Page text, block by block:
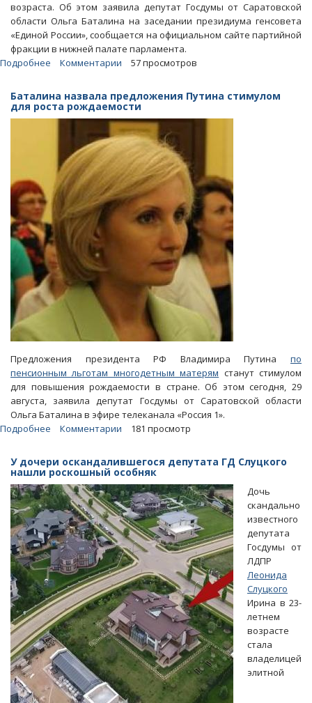
возраста. Об этом заявила депутат Госдумы от Саратовской
области Ольга Баталина на заседании президиума генсовета
«Единой России», сообщается на официальном сайте партийной
фракции в нижней палате парламента.
Подробнее
президента
нужно
реализовать
только
по
букве,
но
по
духу»
Комментарии 57 просмотров
Баталина назвала предложения Путина стимулом
для роста рождаемости
Предложения президента РФ Владимира Путина по
пенсионным льготам многодетным матерям станут стимулом
для повышения рождаемости в стране. Об этом сегодня, 29
августа, заявила депутат Госдумы от Саратовской области
Ольга Баталина в эфире телеканала «Россия 1».
Подробнее
предложения
Путина
стимулом
для
роста
рождаемости
Комментарии 181 просмотр
У дочери оскандалившегося депутата ГД Слуцкого
нашли роскошный особняк
Дочь
скандально
известного
депутата
Госдумы от
ЛДПР
Леонида
Слуцкого
Ирина в 23-
летнем
возрасте
стала
владелицей
элитной